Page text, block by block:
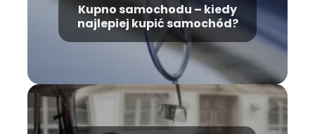
Kupno samochodu – kiedy
najlepiej kupić samochód?